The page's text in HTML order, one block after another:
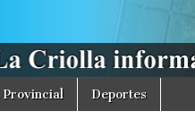
Provincial Deportes